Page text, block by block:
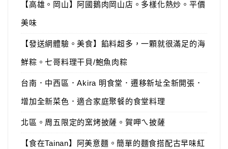
【高雄。岡山】阿國鵝肉岡山店。多樣化熱炒。平價
美味
【發送網體驗。美食】餡料超多，一顆就很滿足的海
鮮粽。七哥料理干貝/鮑魚肉粽
台南．中西區．Akira 明食堂．遷移新址全新開張．
增加全新菜色．適合家庭聚餐的食堂料理
北區。周五限定的窯烤披薩。賀呷ㄟ披薩
【食在Tainan】阿美意麵。簡單的麵食搭配古早味紅